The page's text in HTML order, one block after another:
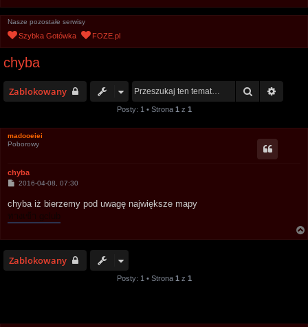
Nasze pozostałe serwisy
Szybka Gotówka FOZE.pl
chyba
Zablokowany Szukaj
Posty: 1 • Strona 1 z 1
madooeiei
Poborowy
chyba
P
t
2016-04-08, 07:30
chyba iż bierzemy pod uwagę największe mapy
ทางเข้า gclub
Zablokowany
Posty: 1 • Strona 1 z 1